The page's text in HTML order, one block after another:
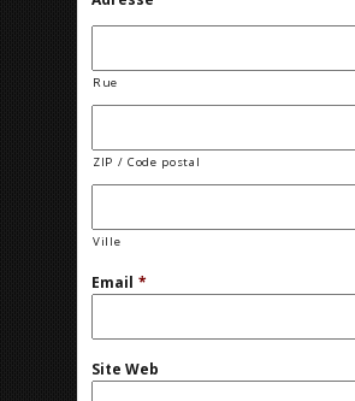
Rue
ZIP / Code postal
Ville
Email *
Site Web